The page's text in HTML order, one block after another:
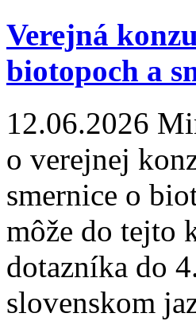
Verejná
biotopoch a
12.06.2026
o verejnej
smernice o
môže do tejto
dotazníka do
slovenskom